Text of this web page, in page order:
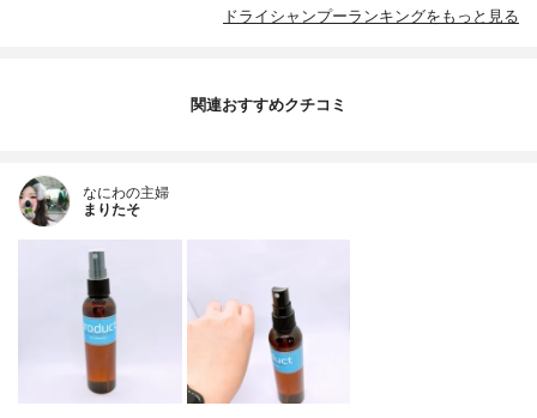
ドライシャンプーランキングをもっと見る
関連おすすめクチコミ
なにわの主婦
まりたそ